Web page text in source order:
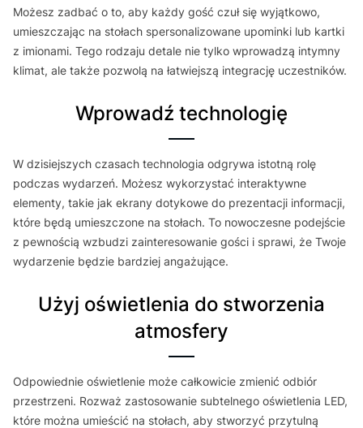
Możesz zadbać o to, aby każdy gość czuł się wyjątkowo,
umieszczając na stołach spersonalizowane upominki lub kartki
z imionami. Tego rodzaju detale nie tylko wprowadzą intymny
klimat, ale także pozwolą na łatwiejszą integrację uczestników.
Wprowadź technologię
W dzisiejszych czasach technologia odgrywa istotną rolę
podczas wydarzeń. Możesz wykorzystać interaktywne
elementy, takie jak ekrany dotykowe do prezentacji informacji,
które będą umieszczone na stołach. To nowoczesne podejście
z pewnością wzbudzi zainteresowanie gości i sprawi, że Twoje
wydarzenie będzie bardziej angażujące.
Użyj oświetlenia do stworzenia
atmosfery
Odpowiednie oświetlenie może całkowicie zmienić odbiór
przestrzeni. Rozważ zastosowanie subtelnego oświetlenia LED,
które można umieścić na stołach, aby stworzyć przytulną